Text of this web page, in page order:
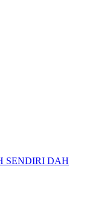
SENDIRI DAH